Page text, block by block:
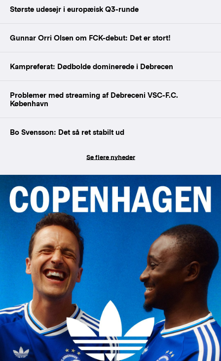
Største udesejr i europæisk Q3-runde
Gunnar Orri Olsen om FCK-debut: Det er stort!
Kampreferat: Dødbolde dominerede i Debrecen
Problemer med streaming af Debreceni VSC-F.C.
København
Bo Svensson: Det så ret stabilt ud
Se flere nyheder